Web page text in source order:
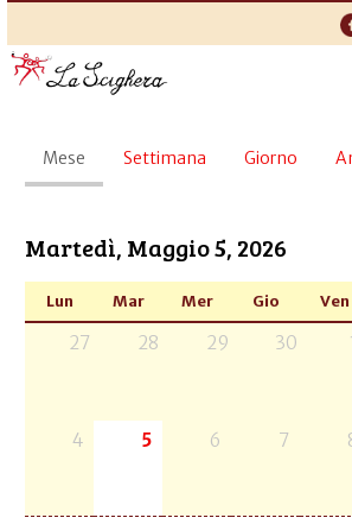
Schede
primarie
Mese (scheda
attiva)
Settimana Giorno
Martedì, Maggio 5, 2026
Lun Mar Mer Gio Ven
27 28 29 30
4 5 6 7